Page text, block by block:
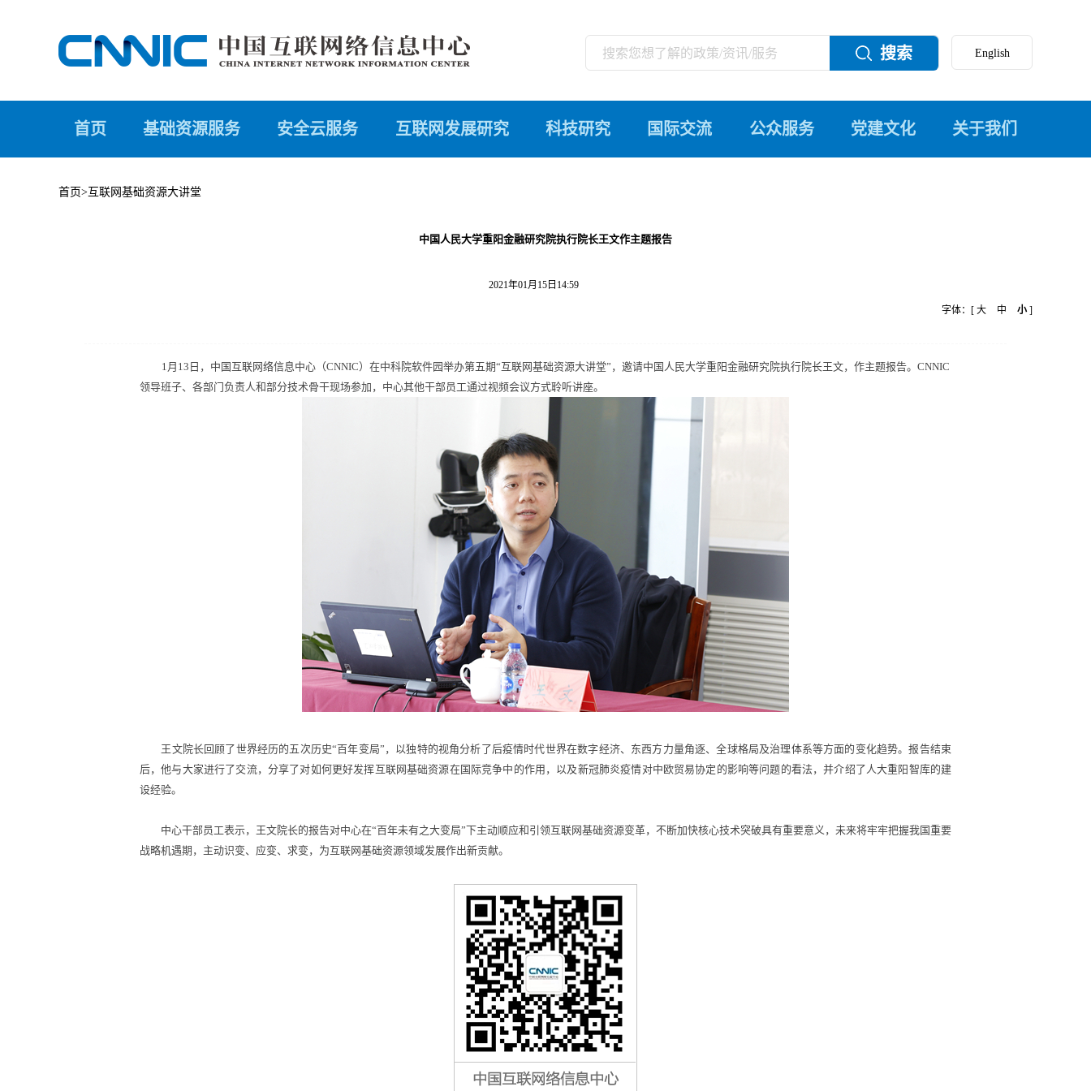
搜索
首页 基础资源服务 安全云服务 互联网发展研究 科技研究 国际交流 公众服务 党建文化 关于我们
首页>互联网基础资源大讲堂
中国人民大学重阳金融研究院执行院长王文作主题报告
2021年01月15日14:59
字体：[ 大 中 小 ]
1月13日，中国互联网络信息中心（CNNIC）在中科院软件园举办第五期“互联网基础资源大讲堂”，邀请中国人民大学重阳金融研究院执行院长王文，作主题报告。CNNIC
领导班子、各部门负责人和部分技术骨干现场参加，中心其他干部员工通过视频会议方式聆听讲座。
王文院长回顾了世界经历的五次历史“百年变局”，以独特的视角分析了后疫情时代世界在数字经济、东西方力量角逐、全球格局及治理体系等方面的变化趋势。报告结束
后，他与大家进行了交流，分享了对如何更好发挥互联网基础资源在国际竞争中的作用，以及新冠肺炎疫情对中欧贸易协定的影响等问题的看法，并介绍了人大重阳智库的建
设经验。
中心干部员工表示，王文院长的报告对中心在“百年未有之大变局”下主动顺应和引领互联网基础资源变革，不断加快核心技术突破具有重要意义，未来将牢牢把握我国重要
战略机遇期，主动识变、应变、求变，为互联网基础资源领域发展作出新贡献。